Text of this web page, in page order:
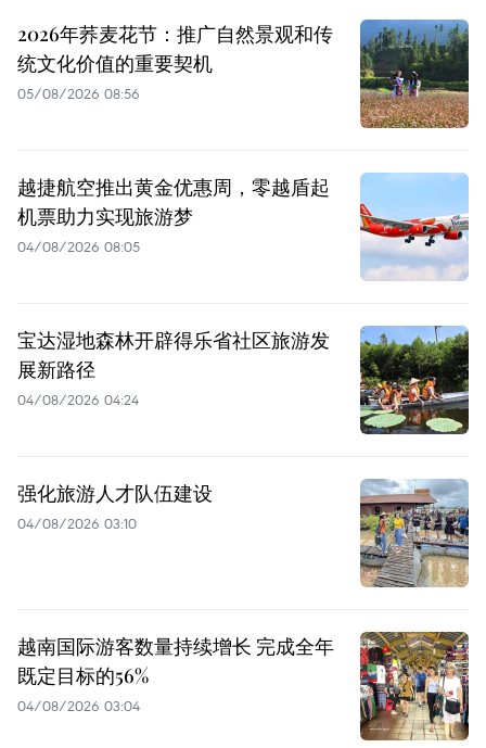
2026年荞麦花节：推广自然景观和传
统文化价值的重要契机
05/08/2026 08:56
越捷航空推出黄金优惠周，零越盾起
机票助力实现旅游梦
04/08/2026 08:05
宝达湿地森林开辟得乐省社区旅游发
展新路径
04/08/2026 04:24
强化旅游人才队伍建设
04/08/2026 03:10
越南国际游客数量持续增长 完成全年
既定目标的56%
04/08/2026 03:04